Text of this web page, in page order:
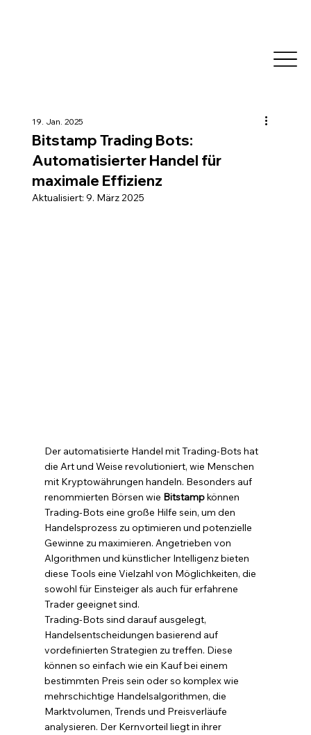
Bitstamp Trading Bots:
Automatisierter Handel für
maximale Effizienz
19. Jan. 2025
Aktualisiert: 9. März 2025
Der automatisierte Handel mit Trading-Bots hat
die Art und Weise revolutioniert, wie Menschen
mit Kryptowährungen handeln. Besonders auf
renommierten Börsen wie Bitstamp können
Trading-Bots eine große Hilfe sein, um den
Handelsprozess zu optimieren und potenzielle
Gewinne zu maximieren. Angetrieben von
Algorithmen und künstlicher Intelligenz bieten
diese Tools eine Vielzahl von Möglichkeiten, die
sowohl für Einsteiger als auch für erfahrene
Trader geeignet sind.
Trading-Bots sind darauf ausgelegt,
Handelsentscheidungen basierend auf
vordefinierten Strategien zu treffen. Diese
können so einfach wie ein Kauf bei einem
bestimmten Preis sein oder so komplex wie
mehrschichtige Handelsalgorithmen, die
Marktvolumen, Trends und Preisverläufe
analysieren. Der Kernvorteil liegt in ihrer